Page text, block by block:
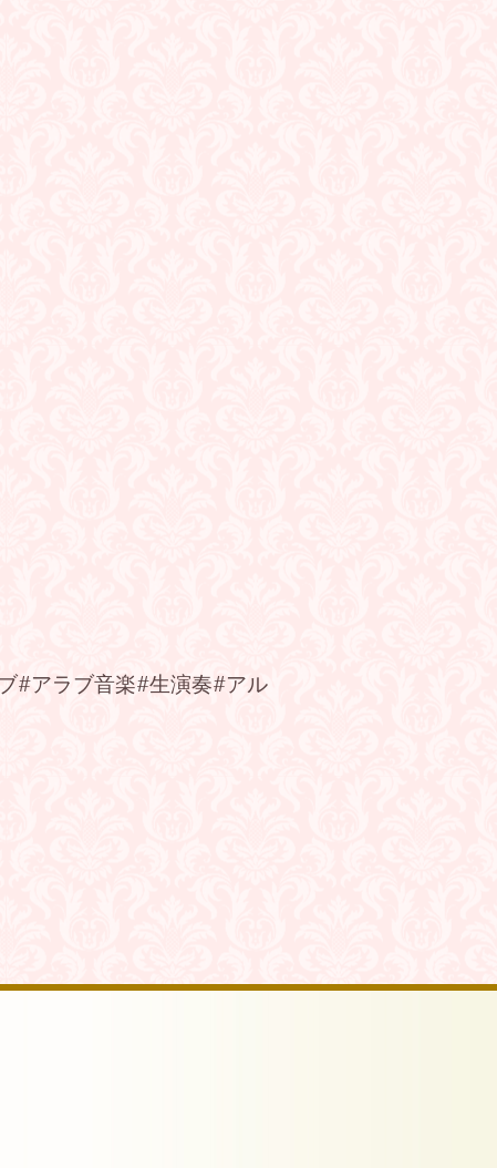
#アラブ音楽#生演奏#アル